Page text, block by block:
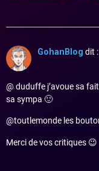
GohanBlog dit :
@ duduffe j’avoue sa
sa sympa 🙂
@toutlemonde les
Merci de vos critiques 😉